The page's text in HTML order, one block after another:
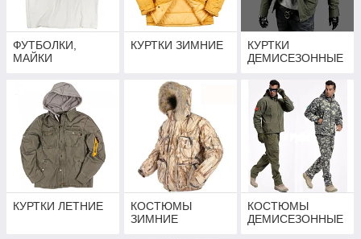
ФУТБОЛКИ,
МАЙКИ
КУРТКИ ЗИМНИЕ
КУРТКИ
ДЕМИСЕЗОННЫЕ
КУРТКИ ЛЕТНИЕ
КОСТЮМЫ
ЗИМНИЕ
КОСТЮМЫ
ДЕМИСЕЗОННЫЕ